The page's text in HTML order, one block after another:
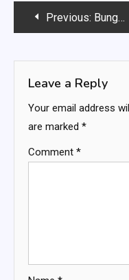
PostPrevious: Bungalow: accesso diretto alla natura, tranquillità, spazi all’aperto
Leave a Reply
Your email address
are marked *
Comment *